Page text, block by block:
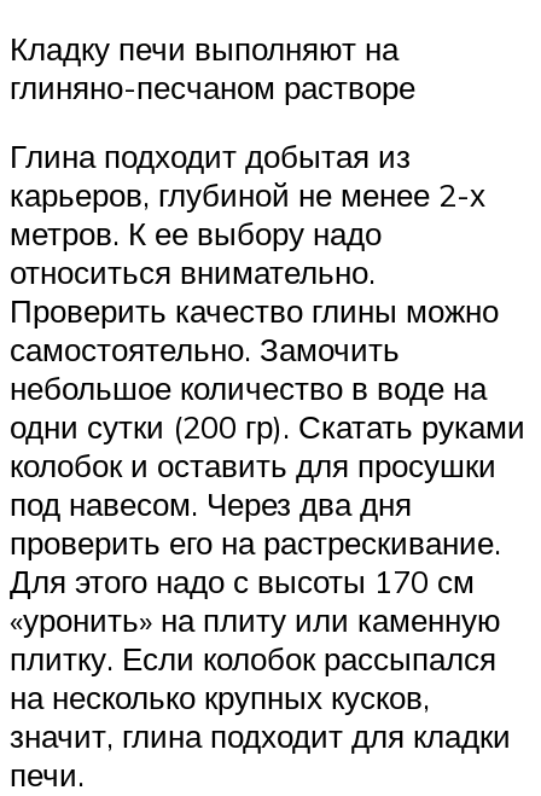
Кладку печи выполняют на
глиняно-песчаном растворе
Глина подходит добытая из
карьеров, глубиной не менее 2-х
метров. К ее выбору надо
относиться внимательно.
Проверить качество глины можно
самостоятельно. Замочить
небольшое количество в воде на
одни сутки (200 гр). Скатать руками
колобок и оставить для просушки
под навесом. Через два дня
проверить его на растрескивание.
Для этого надо с высоты 170 см
«уронить» на плиту или каменную
плитку. Если колобок рассыпался
на несколько крупных кусков,
значит, глина подходит для кладки
печи.